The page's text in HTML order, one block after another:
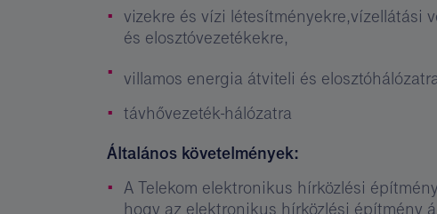
vizekre és vízi létesítményekre,vízellátási
és elosztóvezetékekre,
villamos energia átviteli és
távhővezeték-hálózatra
Általános követelmények:
A Telekom elektronikus hírközlési
hogy az elektronikus hírközlési építmény